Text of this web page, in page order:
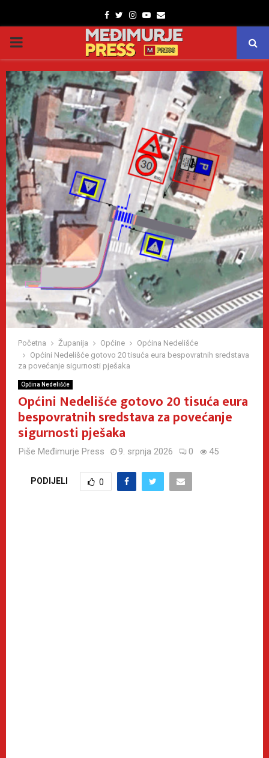
Facebook
TwitterInstagram
Youtube
Email
PRIMARY
MENU
Početna Županija Općine
Općina Nedelišće
Općini Nedelišće gotovo 20 tisuća eura bespovratnih sredstava
za povećanje sigurnosti pješaka
Općina Nedelišće
Općini Nedelišće gotovo 20 tisuća eura
bespovratnih sredstava za povećanje
sigurnosti pješaka
Piše Međimurje Press 9. srpnja 2026 0 45
PODIJELI 0